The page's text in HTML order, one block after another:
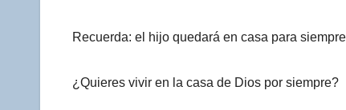
Recuerda: el hijo quedará en casa para
¿Quieres vivir en la casa de Dios por siempre?